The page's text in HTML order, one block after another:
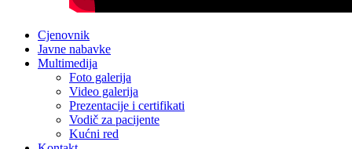
Cjenovnik
Javne nabavke
Multimedija
Foto galerija
Video galerija
Prezentacije i certifikati
Vodič za pacijente
Kućni red